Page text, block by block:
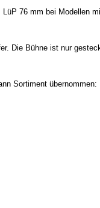
76 mm bei Modellen
Die Bühne ist nur
Sortiment übernommen: